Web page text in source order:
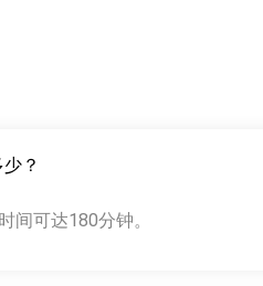
？
间可达180分钟。